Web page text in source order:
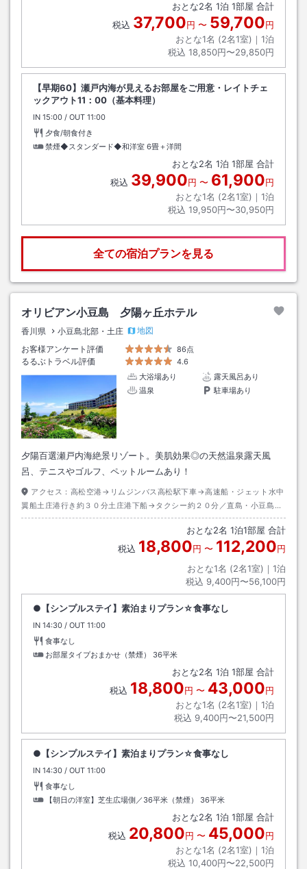
おとな2名 1泊 1部屋 合計
税込 37,700円 〜 59,700円
おとな1名 (2名1室)｜ 1泊
税込 18,850円〜29,850円
【早期60】瀬戸内海が見えるお部屋をご用意・レイトチェ
ックアウト11：00（基本料理）
IN チェックイン
15:00 / OUT チェックアウト
11:00
夕食/朝食付き
禁煙◆スタンダード◆和洋室 6畳＋洋間
おとな2名 1泊 1部屋 合計
税込 39,900円 〜 61,900円
おとな1名 (2名1室)｜ 1泊
税込 19,950円〜30,950円
全ての宿泊プランを見る
オリビアン小豆島 夕陽ヶ丘ホテル
香川県 小豆島北部・土庄
地図
お客様アンケート評価
86点
るるぶトラベル評価
4.6
大浴場あり
露天風呂あり
温泉
駐車場あり
夕陽百選瀬戸内海絶景リゾート。美肌効果◎の天然温泉露天風
呂、テニスやゴルフ、ペットルームあり！
アクセス： 高松空港→リムジンバス高松駅下車→高速船・ジェット水中
翼船土庄港行き約３０分土庄港下船→タクシー約２０分／直島・小豆島間
チャーターフェリー
おとな2名 1泊1部屋 合計
税込 18,800円 〜 112,200円
おとな1名 (2名1室)｜ 1泊
税込 9,400円〜56,100円
●【シンプルステイ】素泊まりプラン☆食事なし
IN チェックイン
14:30 / OUT チェックアウト
11:00
食事なし
お部屋タイプおまかせ（禁煙）
36平米
おとな2名 1泊 1部屋 合計
税込 18,800円 〜 43,000円
おとな1名 (2名1室)｜ 1泊
税込 9,400円〜21,500円
●【シンプルステイ】素泊まりプラン☆食事なし
IN チェックイン
14:30 / OUT チェックアウト
11:00
食事なし
【朝日の洋室】芝生広場側／36平米（禁煙）
36平米
おとな2名 1泊 1部屋 合計
税込 20,800円 〜 45,000円
おとな1名 (2名1室)｜ 1泊
税込 10,400円〜22,500円